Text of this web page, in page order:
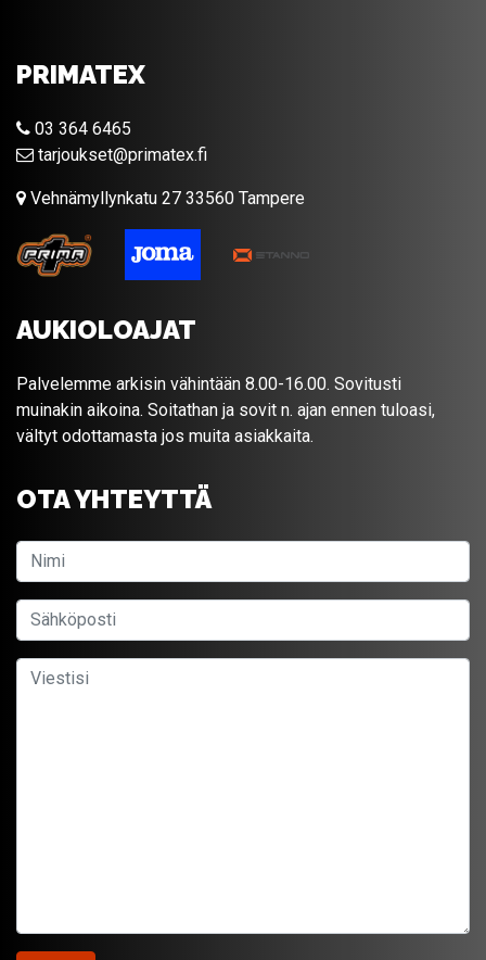
PRIMATEX
03 364 6465
tarjoukset@primatex.fi
Vehnämyllynkatu 27 33560 Tampere
AUKIOLOAJAT
Palvelemme arkisin vähintään 8.00-16.00. Sovitusti
muinakin aikoina. Soitathan ja sovit n. ajan ennen tuloasi,
vältyt odottamasta jos muita asiakkaita.
OTA YHTEYTTÄ